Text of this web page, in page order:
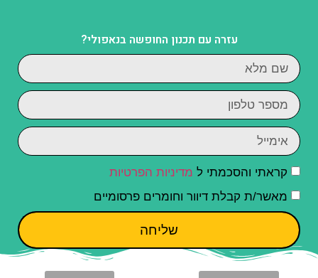
עזרה עם תכנון החופשה בנאפולי?
קראתי והסכמתי ל מדיניות הפרטיות
מאשר/ת קבלת דיוור וחומרים פרסומיים
שליחה